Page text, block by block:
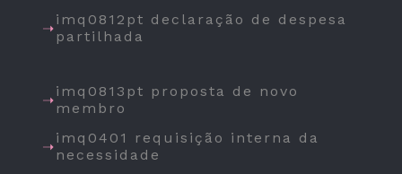
imq0812pt declaração de despesa
partilhada
imq0813pt proposta de novo
membro
imq0401 requisição interna da
necessidade